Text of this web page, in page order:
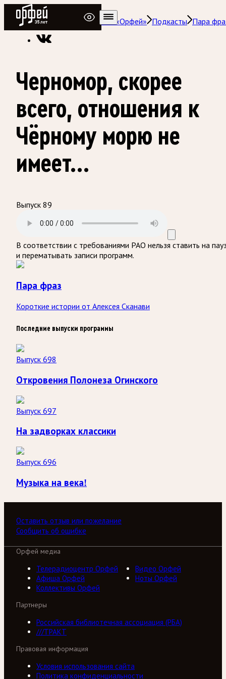
Радио Орфей
Радио классической музыки «Орфей» Подкасты Пара
Черномор, скорее
всего, отношения к
Чёрному морю не
имеет...
Выпуск 89
В соответствии с требованиями РАО нельзя ставить на
и перематывать записи программ.
Пара фраз
Короткие истории от Алексея Сканави
Последние выпуски программы
Выпуск 698
Откровения Полонеза Огинского
Выпуск 697
На задворках классики
Выпуск 696
Музыка на века!
Оставить отзыв или пожелание
Сообщить об ошибке
Орфей медиа
Телерадиоцентр Орфей
Видео Орфей
Афиша Орфей
Ноты Орфей
Коллективы Орфей
Партнеры
Российская библиотечная ассоциация (РБА)
///ТРАКТ
Правовая информация
Условия использования сайта
Политика конфиденциальности